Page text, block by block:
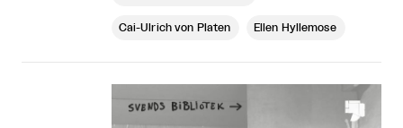
Cai-Ulrich von Platen Ellen Hyllemose